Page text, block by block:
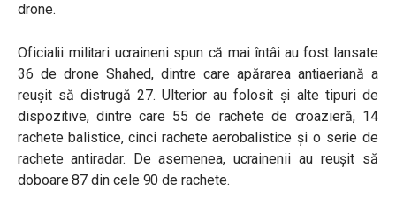
drone.
Oficialii militari ucraineni spun că mai întâi au fost lansate
36 de drone Shahed, dintre care apărarea antiaeriană a
reușit să distrugă 27. Ulterior au folosit și alte tipuri de
dispozitive, dintre care 55 de rachete de croazieră, 14
rachete balistice, cinci rachete aerobalistice și o serie de
rachete antiradar. De asemenea, ucrainenii au reușit să
doboare 87 din cele 90 de rachete.